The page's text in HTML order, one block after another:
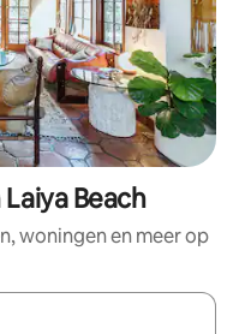
Beach
woningen en meer op